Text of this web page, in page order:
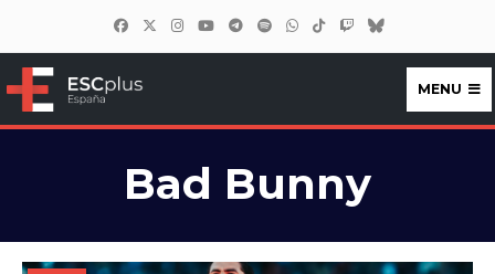
ESCplus España
MENU
Bad Bunny